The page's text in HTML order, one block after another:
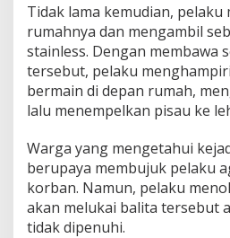
G
J
i
K
o
n
e
Tidak lama kemudian, pelaku
rumahnya dan mengambil
stainless. Dengan membawa
tersebut, pelaku
bermain di depan rumah,
lalu menempelkan pisau ke
Warga yang mengetahui
berupaya membujuk pelaku
korban. Namun, pelaku
akan melukai balita tersebut
tidak dipenuhi.